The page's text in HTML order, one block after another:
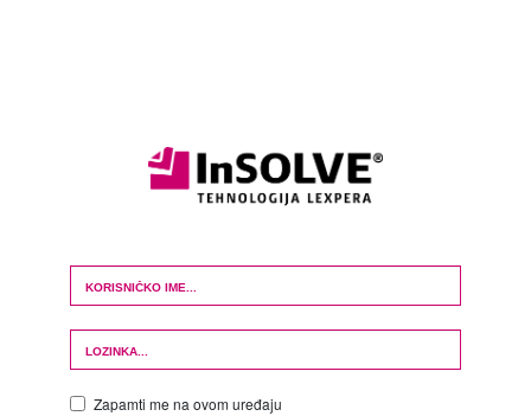
Login Form
Zapamti me na ovom uređaju